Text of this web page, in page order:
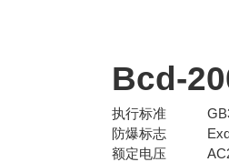
Bcd-
执行标准
防爆标志
额定电压